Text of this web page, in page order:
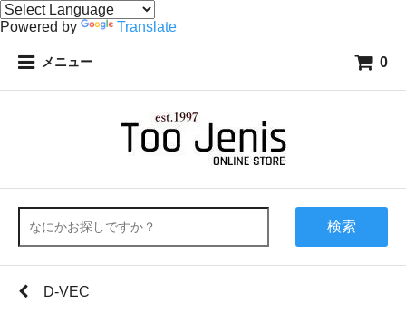
Powered by Translate
メニュー 0
検索
D-VEC